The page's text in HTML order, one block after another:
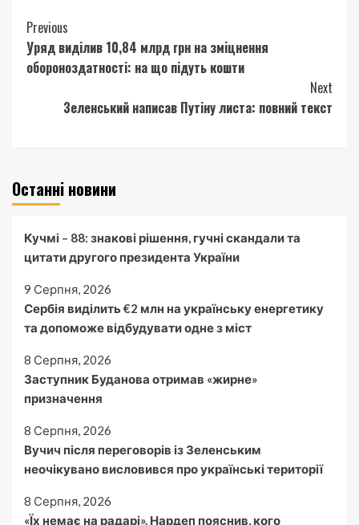
Continue
Reading
Previous
Уряд виділив 10,84 млрд грн на зміцнення
обороноздатності: на що підуть кошти
Next
Зеленський написав Путіну листа: повний текст
Останні новини
Кучмі – 88: знакові рішення, гучні скандали та
цитати другого президента України
9 Серпня, 2026
Сербія виділить €2 млн на українську енергетику
та допоможе відбудувати одне з міст
8 Серпня, 2026
Заступник Буданова отримав «жирне»
призначення
8 Серпня, 2026
Вучич після переговорів із Зеленським
неочікувано висловився про українські території
8 Серпня, 2026
«Їх немає на радарі». Нардеп пояснив, кого